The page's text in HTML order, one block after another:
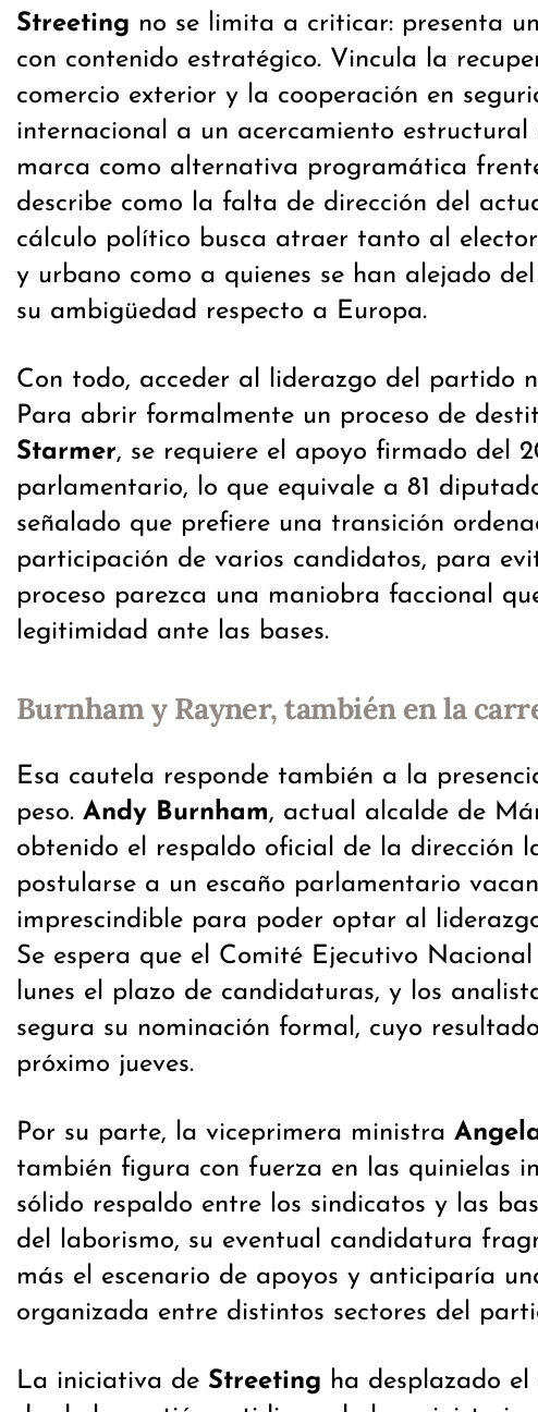
Streeting no se limita a criticar: presenta
con contenido estratégico. Vincula la
comercio exterior y la cooperación en
internacional a un acercamiento estructural
marca como alternativa programática
describe como la falta de dirección del
cálculo político busca atraer tanto al
y urbano como a quienes se han alejado
su ambigüedad respecto a Europa.
Con todo, acceder al liderazgo del partido
Para abrir formalmente un proceso de
Starmer, se requiere el apoyo firmado del
parlamentario, lo que equivale a 81
señalado que prefiere una transición
participación de varios candidatos, para
proceso parezca una maniobra faccional
legitimidad ante las bases.
Burnham y Rayner, también en la
Esa cautela responde también a la
peso. Andy Burnham, actual alcalde de
obtenido el respaldo oficial de la dirección
postularse a un escaño parlamentario
imprescindible para poder optar al
Se espera que el Comité Ejecutivo
lunes el plazo de candidaturas, y los
segura su nominación formal, cuyo
próximo jueves.
Por su parte, la viceprimera ministra
también figura con fuerza en las quinielas
sólido respaldo entre los sindicatos y las
del laborismo, su eventual candidatura
más el escenario de apoyos y anticiparía
organizada entre distintos sectores del
La iniciativa de Streeting ha desplazado